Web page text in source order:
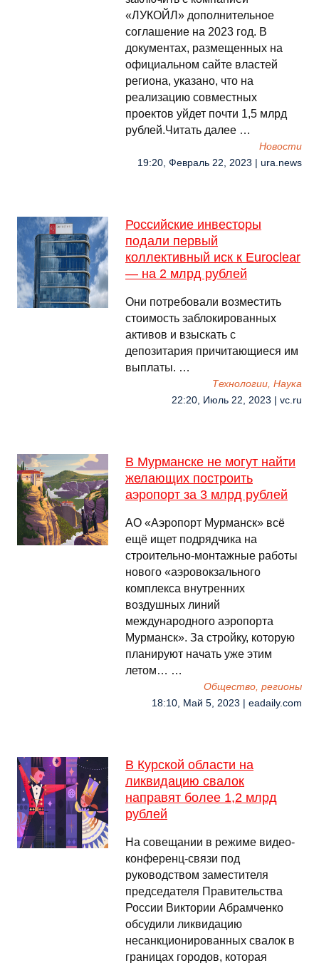
«ЛУКОЙЛ» дополнительное
соглашение на 2023 год. В
документах, размещенных на
официальном сайте властей
региона, указано, что на
реализацию совместных
проектов уйдет почти 1,5 млрд
рублей.Читать далее …
Новости
19:20, Февраль 22, 2023 | ura.news
Российские инвесторы
подали первый
коллективный иск к Euroclear
— на 2 млрд рублей
Они потребовали возместить
стоимость заблокированных
активов и взыскать с
депозитария причитающиеся им
выплаты. …
Технологии, Наука
22:20, Июль 22, 2023 | vc.ru
В Мурманске не могут найти
желающих построить
аэропорт за 3 млрд рублей
АО «Аэропорт Мурманск» всё
ещё ищет подрядчика на
строительно-монтажные работы
нового «аэровокзального
комплекса внутренних
воздушных линий
международного аэропорта
Мурманск». За стройку, которую
планируют начать уже этим
летом… …
Общество, регионы
18:10, Май 5, 2023 | eadaily.com
В Курской области на
ликвидацию свалок
направят более 1,2 млрд
рублей
На совещании в режиме видео-
конференц-связи под
руководством заместителя
председателя Правительства
России Виктории Абрамченко
обсудили ликвидацию
несанкционированных свалок в
границах городов, которая